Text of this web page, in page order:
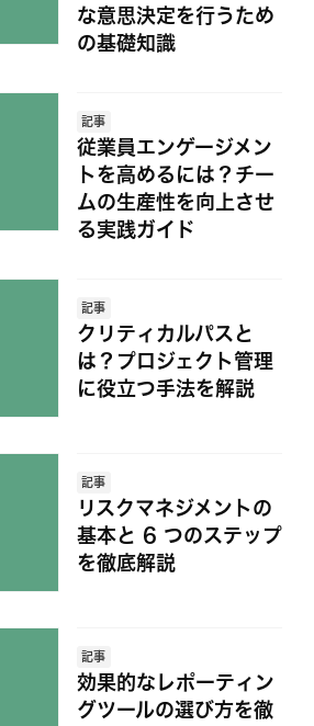
な意思決定を行うため
の基礎知識
記事
従業員エンゲージメン
トを高めるには？チー
ムの生産性を向上させ
る実践ガイド
記事
クリティカルパスと
は？プロジェクト管理
に役立つ手法を解説
記事
リスクマネジメントの
基本と 6 つのステップ
を徹底解説
記事
効果的なレポーティン
グツールの選び方を徹